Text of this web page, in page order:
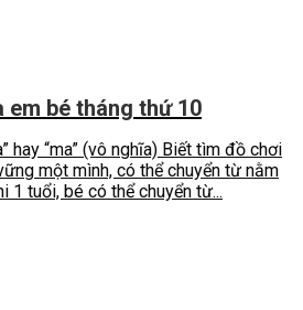
em bé tháng thứ 10
hay “ma” (vô nghĩa) Biết tìm đồ chơi
một mình, có thể chuyển từ nằm
1 tuổi, bé có thể chuyển từ...